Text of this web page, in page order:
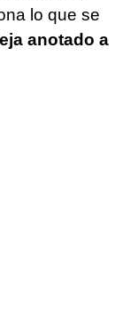
lo que se
anotado a